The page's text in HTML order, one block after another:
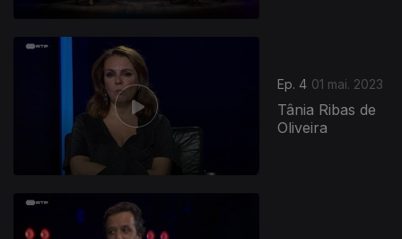
Ep. 4 01 mai. 2023
Tânia Ribas de
Oliveira